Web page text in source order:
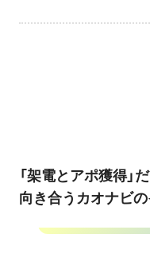
「架電とアポ獲得」
向き合うカオナビ